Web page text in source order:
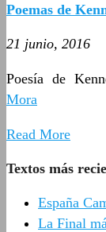
Poemas de
21 junio, 2016
Poesía de
Mora
Read More
Textos más
España
La Final